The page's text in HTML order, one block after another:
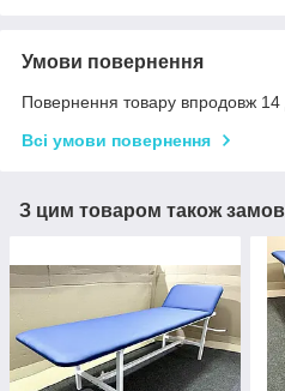
Умови повернення
Повернення товару впродовж 14
Всі умови повернення
З цим товаром також